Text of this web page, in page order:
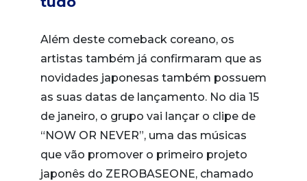
Além deste comeback coreano, os
artistas também já confirmaram que as
novidades japonesas também possuem
as suas datas de lançamento. No dia 15
de janeiro, o grupo vai lançar o clipe de
“NOW OR NEVER”, uma das músicas
que vão promover o primeiro projeto
japonês do ZEROBASEONE, chamado